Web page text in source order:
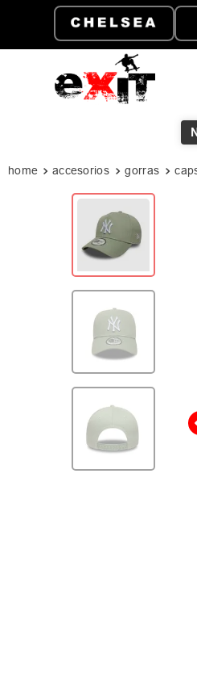
GRATIS A PARTIR DE
accesorios gorras